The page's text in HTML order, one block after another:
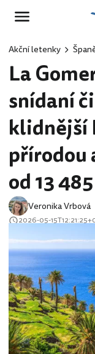
Akční letenky
La
snídaní
klidnější
přírodou
od 13
Veronika Vrbová
2026-05-